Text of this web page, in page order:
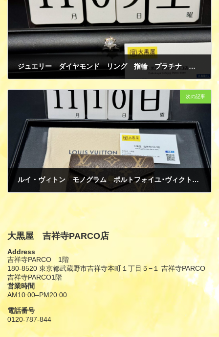
ジュエリー ダイヤモンド リング 指輪 プラチナ 買取
次の記事
ルイ・ヴィトン モノグラム ポルトフォイユ･ヴィクトリーヌ 買取
大黒屋 吉祥寺PARCO店
Address
吉祥寺PARCO 1階
180-8520 東京都武蔵野市吉祥寺本町１丁目５−１ 吉祥寺PARCO
吉祥寺PARCO1階
営業時間
AM10:00–PM20:00
電話番号
0120-787-844